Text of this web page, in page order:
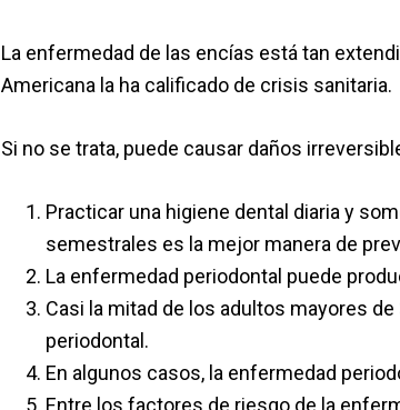
La enfermedad de las encías está tan
Americana la ha calificado de crisis sanitaria.
Si no se trata, puede causar daños
Practicar una higiene dental diaria y
semestrales es la mejor manera de
La enfermedad periodontal puede
Casi la mitad de los adultos mayores
periodontal.
En algunos casos, la enfermedad
Entre los factores de riesgo de la